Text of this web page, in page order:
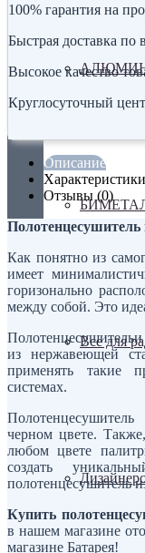
Все для
100% гарантия на
Быстрая доставка по
Высокое качество
Круглосуточный
Описание
Характеристики
Отзывы (0)
Полотенцесушитель
Как понятно из
имеет
горизонально
между собой. Это
Полотенцесушительи
из нержавеющей
применять такие
системах.
черном цвете.
любом цвете
создать
полотенцесушитель
Купить
в нашем магазине
магазине Батарея!